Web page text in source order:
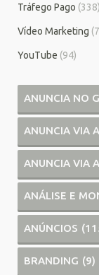
Tráfego Pago (338)
Vídeo Marketing
YouTube (94)
ANUNCIA NO
ANUNCIA VIA
ANUNCIA VIA
ANÁLISE E
ANÚNCIOS
BRANDING (9)